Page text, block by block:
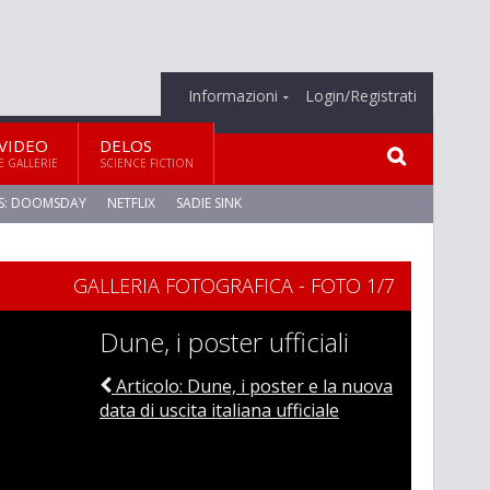
Informazioni Login/Registrati
E GALLERIE
DELOS
SCIENCE FICTION
DOOMSDAY NETFLIX SADIE SINK
GALLERIA FOTOGRAFICA - FOTO 1/7
Dune, i poster ufficiali
Articolo: Dune, i poster e la nuova
data di uscita italiana ufficiale